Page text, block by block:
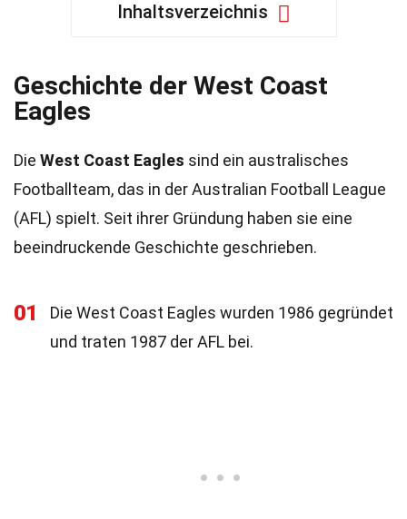
Inhaltsverzeichnis
Geschichte der West Coast
Eagles
Die West Coast Eagles sind ein australisches
Footballteam, das in der Australian Football League
(AFL) spielt. Seit ihrer Gründung haben sie eine
beeindruckende Geschichte geschrieben.
01
Die West Coast Eagles wurden 1986 gegründet
und traten 1987 der AFL bei.